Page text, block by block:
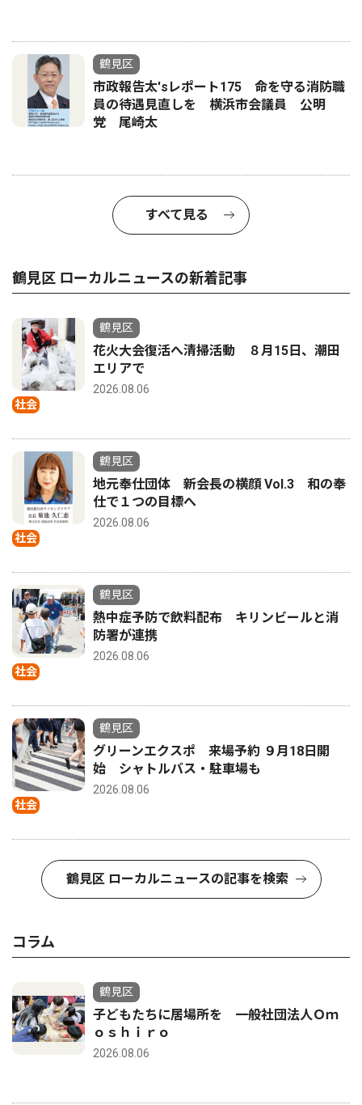
鶴見区
市政報告太'sレポート175 命を守る消防職
員の待遇見直しを 横浜市会議員 公明
党 尾崎太
すべて見る
鶴見区 ローカルニュースの新着記事
社会
鶴見区
花火大会復活へ清掃活動 ８月15日、潮田
エリアで
2026.08.06
社会
鶴見区
地元奉仕団体 新会長の横顔 Vol.3 和の奉
仕で１つの目標へ
2026.08.06
社会
鶴見区
熱中症予防で飲料配布 キリンビールと消
防署が連携
2026.08.06
社会
鶴見区
グリーンエクスポ 来場予約 ９月18日開
始 シャトルバス・駐車場も
2026.08.06
鶴見区 ローカルニュースの記事を検索
コラム
鶴見区
子どもたちに居場所を 一般社団法人Ｏｍ
ｏｓｈｉｒｏ
2026.08.06